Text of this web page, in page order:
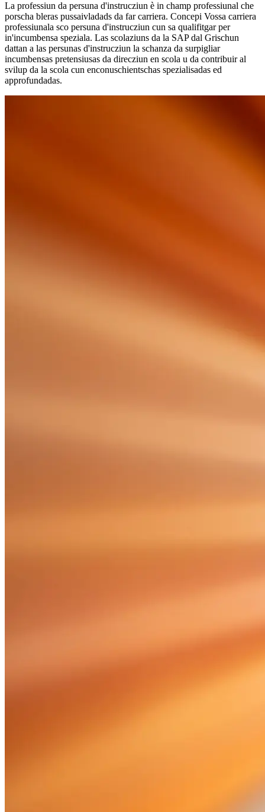
La professiun da persuna d'instrucziun è in champ professiunal che
porscha bleras pussaivladads da far carriera. Concepi Vossa carriera
professiunala sco persuna d'instrucziun cun sa qualifitgar per
in'incumbensa speziala. Las scolaziuns da la SAP dal Grischun
dattan a las persunas d'instrucziun la schanza da surpigliar
incumbensas pretensiusas da direcziun en scola u da contribuir al
svilup da la scola cun enconuschientschas spezialisadas ed
approfundadas.